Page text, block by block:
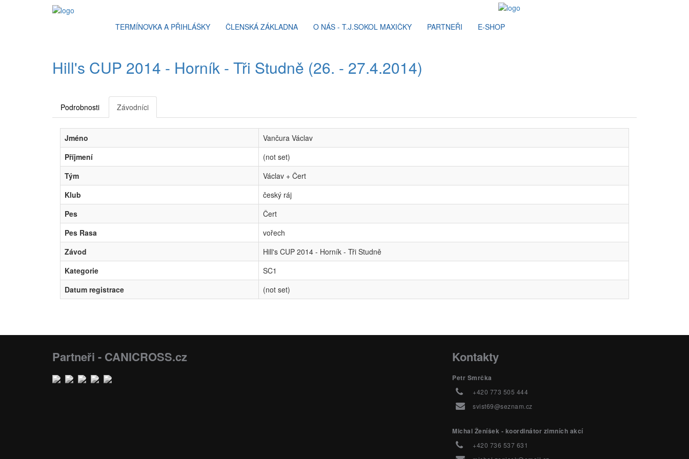
TERMÍNOVKA A PŘIHLÁŠKY ČLENSKÁ ZÁKLADNA O NÁS - T.J.SOKOL MAXIČKY PARTNEŘI E-SHOP
Hill's CUP 2014 - Horník - Tři Studně (26. - 27.4.2014)
Podrobnosti Závodníci
Jméno
Vančura Václav
Příjmení
(not set)
Tým
Václav + Čert
Klub
český ráj
Pes
Čert
Pes Rasa
vořech
Závod
Hill's CUP 2014 - Horník - Tři Studně
Kategorie
SC1
Datum registrace
(not set)
Partneři - CANICROSS.cz Kontakty
Petr Smrčka
+420 773 505 444
svist69@seznam.cz
Michal Ženíšek - koordinátor zimních akcí
+420 736 537 631